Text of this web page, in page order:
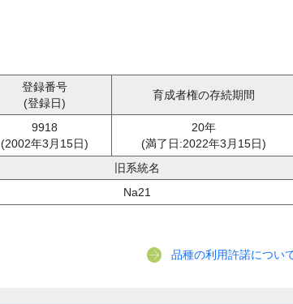
登録番号
(登録日)
育成者権の存続期間
9918
(2002年3月15日)
20年
(満了日:2022年3月15日)
旧系統名
Na21
品種の利用許諾につい